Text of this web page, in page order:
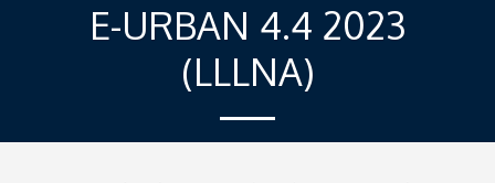
E-URBAN 4.4 2023
(LLLNA)